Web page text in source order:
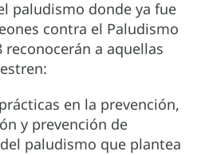
paludismo donde ya fue
contra el Paludismo
reconocerán a aquellas
en la prevención,
y prevención de
paludismo que plantea